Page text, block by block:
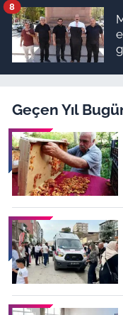
8
Geçen Yıl